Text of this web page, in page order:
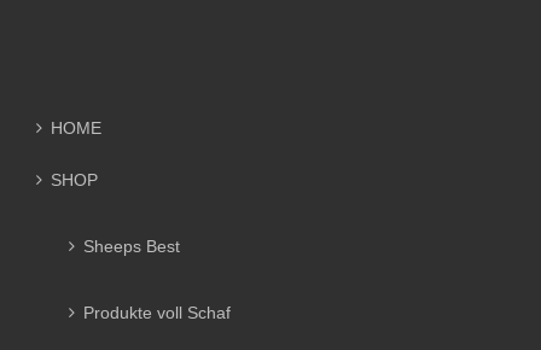
HOME
SHOP
Sheeps Best
Produkte voll Schaf